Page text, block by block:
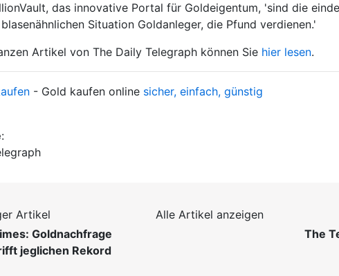
das innovative Portal für Goldeigentum, 'sind die
Situation Goldanleger, die Pfund verdienen.'
Artikel von The Daily Telegraph können Sie hier lesen.
- Gold kaufen online sicher, einfach, günstig
:
Artikel
Goldnachfrage
jeglichen Rekord
Alle Artikel anzeigen
The